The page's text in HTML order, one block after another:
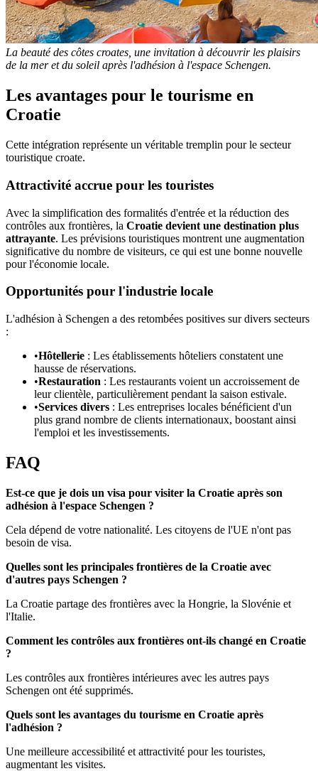
La beauté des côtes croates, une invitation à découvrir les plaisirs
de la mer et du soleil après l'adhésion à l'espace Schengen.
Les avantages pour le tourisme en
Croatie
Cette intégration représente un véritable tremplin pour le secteur
touristique croate.
Attractivité accrue pour les touristes
Avec la simplification des formalités d'entrée et la réduction des
contrôles aux frontières, la Croatie devient une destination plus
attrayante. Les prévisions touristiques montrent une augmentation
significative du nombre de visiteurs, ce qui est une bonne nouvelle
pour l'économie locale.
Opportunités pour l'industrie locale
L'adhésion à Schengen a des retombées positives sur divers secteurs
:
•Hôtellerie : Les établissements hôteliers constatent une
hausse de réservations.
•Restauration : Les restaurants voient un accroissement de
leur clientèle, particulièrement pendant la saison estivale.
•Services divers : Les entreprises locales bénéficient d'un
plus grand nombre de clients internationaux, boostant ainsi
l'emploi et les investissements.
FAQ
Est-ce que je dois un visa pour visiter la Croatie après son
adhésion à l'espace Schengen ?
Cela dépend de votre nationalité. Les citoyens de l'UE n'ont pas
besoin de visa.
Quelles sont les principales frontières de la Croatie avec
d'autres pays Schengen ?
La Croatie partage des frontières avec la Hongrie, la Slovénie et
l'Italie.
Comment les contrôles aux frontières ont-ils changé en Croatie
?
Les contrôles aux frontières intérieures avec les autres pays
Schengen ont été supprimés.
Quels sont les avantages du tourisme en Croatie après
l'adhésion ?
Une meilleure accessibilité et attractivité pour les touristes,
augmentant les visites.